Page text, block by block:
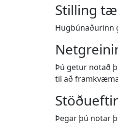
Stilling
Hugbúnaðurinn
Þú getur notað
til að
Þegar þú notar